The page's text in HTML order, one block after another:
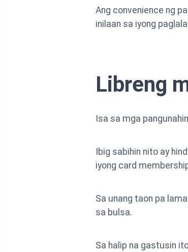
Ang convenience ng
inilaan sa iyong
Libreng
Isa sa mga
Ibig sabihin nito ay
iyong card
Sa unang taon pa
sa bulsa.
Sa halip na gastusin